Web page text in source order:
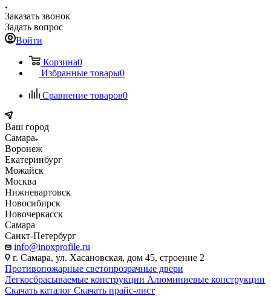
Заказать звонок
Задать вопрос
Войти
Корзина0
Избранные товары0
Сравнение товаров0
Ваш город
Самара
Воронеж
Екатеринбург
Можайск
Москва
Нижневартовск
Новосибирск
Новочеркасск
Самара
Санкт-Петербург
info@inoxprofile.ru
г. Самара, ул. Хасановская, дом 45, строение 2
Противопожарные светопрозрачные двери
Легкосбрасываемые конструкции Алюминиевые конструкции
Скачать каталог Скачать прайс-лист